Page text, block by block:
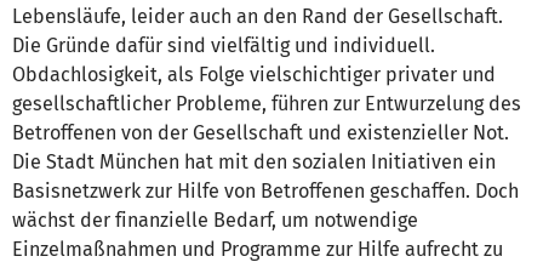
Lebensläufe, leider auch an den Rand der Gesellschaft.
Die Gründe dafür sind vielfältig und individuell.
Obdachlosigkeit, als Folge vielschichtiger privater und
gesellschaftlicher Probleme, führen zur Entwurzelung des
Betroffenen von der Gesellschaft und existenzieller Not.
Die Stadt München hat mit den sozialen Initiativen ein
Basisnetzwerk zur Hilfe von Betroffenen geschaffen. Doch
wächst der finanzielle Bedarf, um notwendige
Einzelmaßnahmen und Programme zur Hilfe aufrecht zu